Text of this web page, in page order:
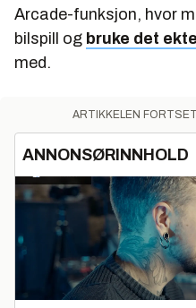
Arcade-funksjon, hvor
bilspill og bruke det
med.
ARTIKKELEN
ANNONSØRINNHOLD